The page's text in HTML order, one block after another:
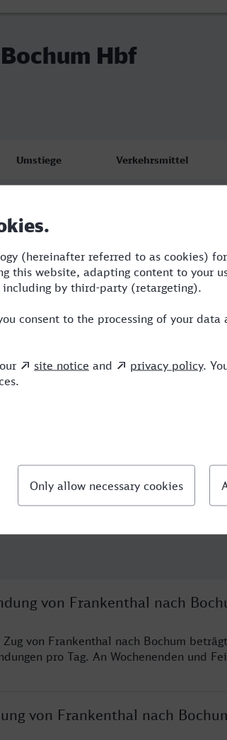
Hbf
Umstiege Verkehrsmittel
3 RE,ICE,NX,TR
von Frankenthal nach
von Frankenthal nach Bochum
pro Tag. An Wochenenden und
von Frankenthal nach